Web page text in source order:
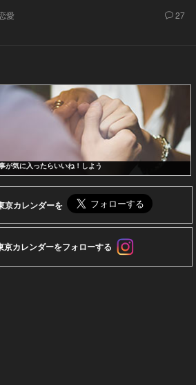
愛 27
が気に入ったらいいね！しよう
京カレンダーを
カレンダーをフォローする